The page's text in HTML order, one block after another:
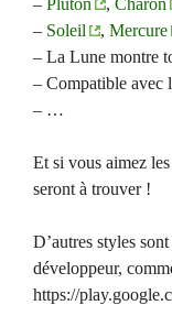
– Pluton , Charon
– Soleil , Mercure
– La Lune montre
– Compatible avec
– …
Et si vous aimez
seront à trouver !
D’autres styles
développeur,
https://